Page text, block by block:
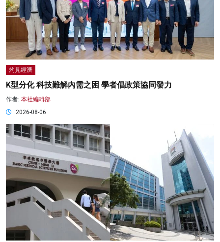
灼見經濟
K型分化 科技難解內需之困 學者倡政策協同發力
作者: 本社編輯部
2026-08-06